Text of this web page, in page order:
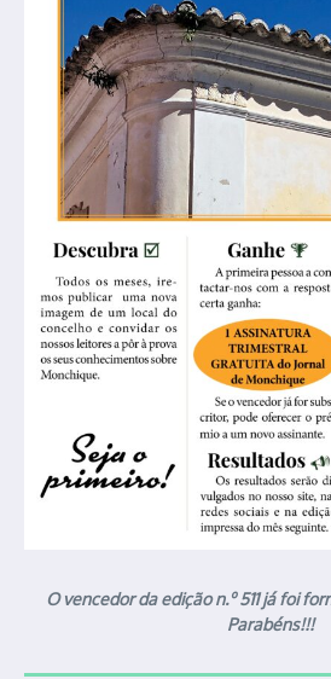
O vencedor da edição n.º 511 já foi
Parabéns!!!